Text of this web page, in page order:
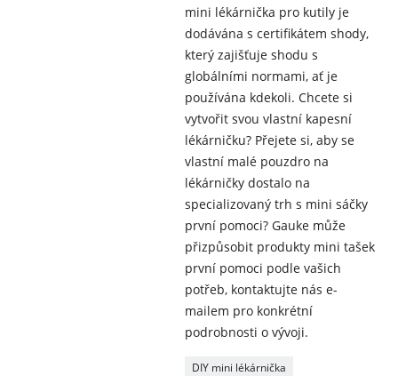
mini lékárnička pro kutily je
dodávána s certifikátem shody,
který zajišťuje shodu s
globálními normami, ať je
používána kdekoli. Chcete si
vytvořit svou vlastní kapesní
lékárničku? Přejete si, aby se
vlastní malé pouzdro na
lékárničky dostalo na
specializovaný trh s mini sáčky
první pomoci? Gauke může
přizpůsobit produkty mini tašek
první pomoci podle vašich
potřeb, kontaktujte nás e-
mailem pro konkrétní
podrobnosti o vývoji.
DIY mini lékárnička